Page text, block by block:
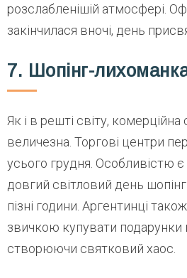
розслабленішій атмосфері.
закінчилася вночі, день
7. Шопінг-
Як і в решті світу,
величезна. Торгові центри
усього грудня. Особливістю є
довгий світловий день
пізні години. Аргентинці
звичкою купувати
створюючи святковий хаос.